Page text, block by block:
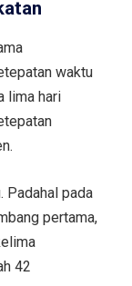
waktu
lima hari
Padahal pada
pertama,
42